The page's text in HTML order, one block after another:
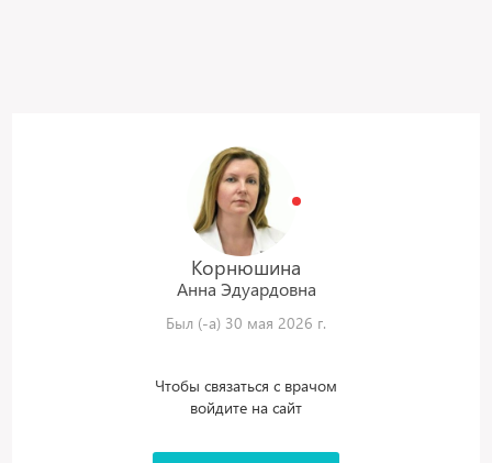
Корнюшина
Анна Эдуардовна
Был (-а) 30 мая 2026 г.
Чтобы связаться с врачом
войдите на сайт